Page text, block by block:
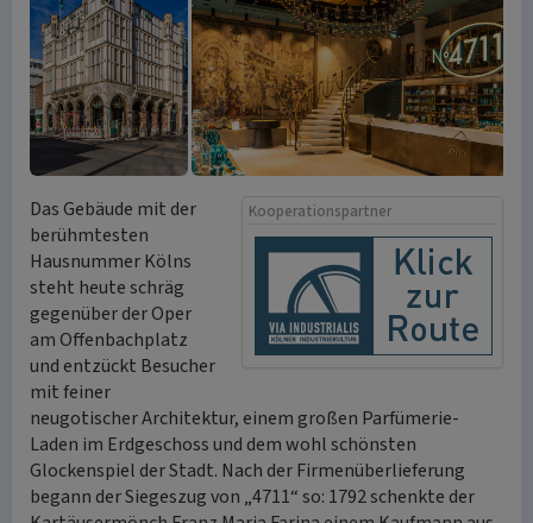
Kooperationspartner
Das Gebäude mit der
berühmtesten
Hausnummer Kölns
steht heute schräg
gegenüber der Oper
am Offenbachplatz
und entzückt Besucher
mit feiner
neugotischer Architektur, einem großen Parfümerie-
Laden im Erdgeschoss und dem wohl schönsten
Glockenspiel der Stadt. Nach der Firmenüberlieferung
begann der Siegeszug von „4711“ so: 1792 schenkte der